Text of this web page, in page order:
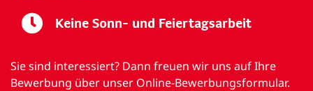
Keine Sonn- und Feiertagsarbeit
Sie sind interessiert? Dann freuen wir uns auf Ihre
Bewerbung über unser Online-Bewerbungsformular.